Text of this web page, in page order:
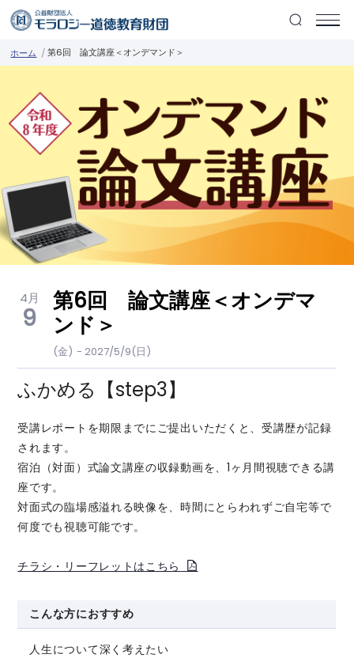
ホーム 第6回 論文講座＜オンデマンド＞
4月
9
第6回 論文講座＜オンデマ
ンド＞
(金) - 2027/5/9(日)
ふかめる【step3】
受講レポートを期限までにご提出いただくと、受講歴が記録
されます。
宿泊（対面）式論文講座の収録動画を、1ヶ月間視聴できる講
座です。
対面式の臨場感溢れる映像を、時間にとらわれずご自宅等で
何度でも視聴可能です。
チラシ・リーフレットはこちら
こんな方におすすめ
人生について深く考えたい